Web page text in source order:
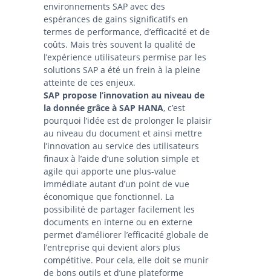
environnements SAP avec des
espérances de gains significatifs en
termes de performance, d’efficacité et de
coûts. Mais très souvent la qualité de
l’expérience utilisateurs permise par les
solutions SAP a été un frein à la pleine
atteinte de ces enjeux.
SAP propose l’innovation au niveau de
la donnée grâce à SAP HANA, c’est
pourquoi l’idée est de prolonger le plaisir
au niveau du document et ainsi mettre
l’innovation au service des utilisateurs
finaux à l’aide d’une solution simple et
agile qui apporte une plus-value
immédiate autant d’un point de vue
économique que fonctionnel. La
possibilité de partager facilement les
documents en interne ou en externe
permet d’améliorer l’efficacité globale de
l’entreprise qui devient alors plus
compétitive. Pour cela, elle doit se munir
de bons outils et d’une plateforme